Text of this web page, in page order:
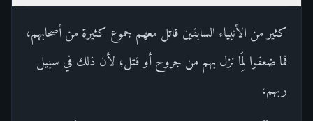
كثير من الأنبياء السابقين قاتل معهم جموع كثيرة من أصحابهم،
فما ضعفوا لِمَا نزل بهم من جروح أو قتل؛ لأن ذلك في سبيل
ربهم،